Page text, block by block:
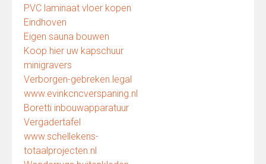
PVC laminaat vloer kopen
Eindhoven
Eigen sauna bouwen
Koop hier uw kapschuur
minigravers
Verborgen-gebreken.legal
www.evinkcncverspaning.nl
Boretti inbouwapparatuur
Vergadertafel
www.schellekens-
totaalprojecten.nl